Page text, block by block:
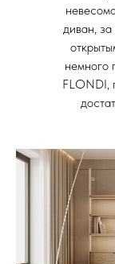
диван,
немного
FLONDI,